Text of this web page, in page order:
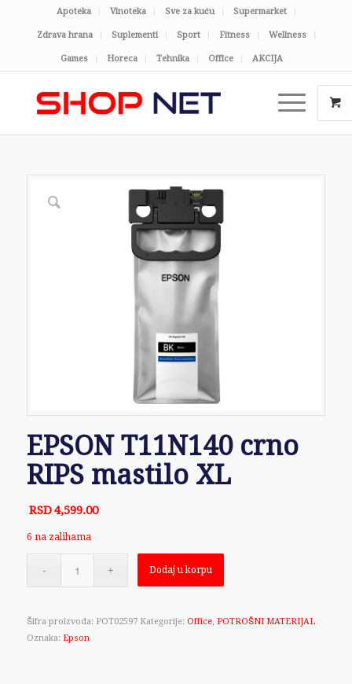
Apoteka Vinoteka Sve za kuću Supermarket
Zdrava hrana Suplementi Sport Fitness Wellness
Games Horeca Tehnika Office AKCIJA
EPSON T11N140 crno
RIPS mastilo XL
RSD4,599.00
6 na zalihama
Dodaj u korpu
Šifra proizvoda: POT02597 Kategorije: Office, POTROŠNI MATERIJAL
Oznaka: Epson